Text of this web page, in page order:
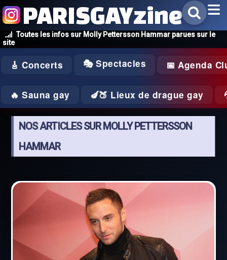
Toutes les infos sur Molly Pettersson Hammar parues sur le
site
PARISGAYzine
🎸 Concerts 🎭 Spectacles 📅 Agenda
🔥 Sauna gay 🍆🍑 Lieux de drague gay
NOS ARTICLES SUR MOLLY PETTERSSON
HAMMAR